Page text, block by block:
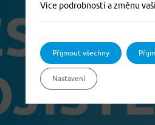
Více podrobností a změnu
Přijmout všechny
Nastavení